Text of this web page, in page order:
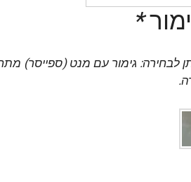
*
לבחירה: גימור עם מנט (ספייסר)